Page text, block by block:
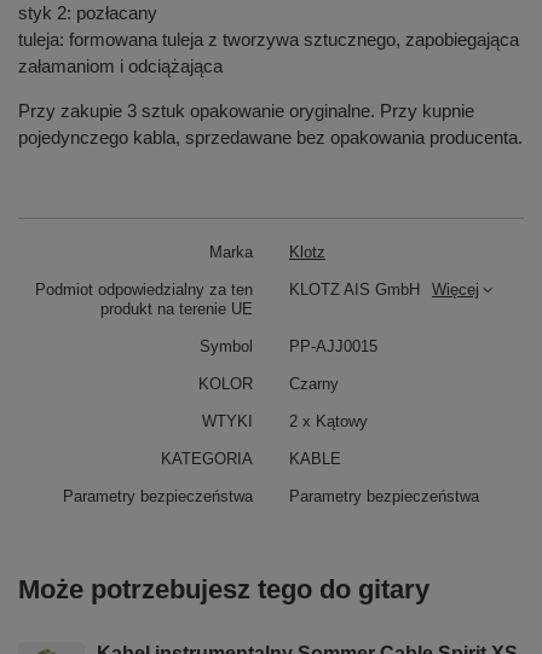
styk 2: pozłacany
tuleja: formowana tuleja z tworzywa sztucznego, zapobiegająca
załamaniom i odciążająca
Przy zakupie 3 sztuk opakowanie oryginalne. Przy kupnie
pojedynczego kabla, sprzedawane bez opakowania producenta.
Marka Klotz
Podmiot odpowiedzialny za ten
produkt na terenie UE
KLOTZ AIS GmbH Więcej
Symbol PP-AJJ0015
KOLOR Czarny
WTYKI 2 x Kątowy
KATEGORIA KABLE
Parametry bezpieczeństwa Parametry bezpieczeństwa
Może potrzebujesz tego do gitary